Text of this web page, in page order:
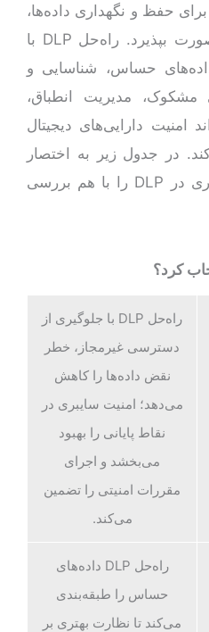
برای حفظ و نگهداری داده‌ها،
صورت بپذیرد. راه‌حل DLP با
حساس، شناسایی و
مشکوک، مدیریت انطباق،
دارایی‌های دیجیتال
در جدول زیر به اختصار
برخی از دلایل سرمایه‌گذاری در DLP را با هم بررسی
راه‌حل DLP با جلوگیری از
دسترسی غیرمجاز، خطر
نقض داده‌ها را کاهش
می‌دهد؛ امنیت سایبری در
نقاط پایانی را بهبود
می‌بخشد و اجرای
مقررات امنیتی را تضمین
می‌کند.
راه‌حل DLP داده‌های
حساس را طبقه‌بندی
می‌کند تا نظارت بهتری بر